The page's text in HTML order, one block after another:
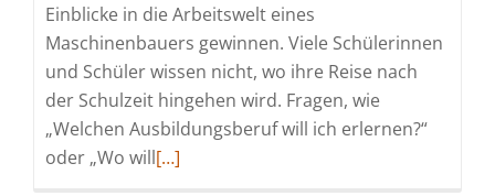
Einblicke in die Arbeitswelt eines
Maschinenbauers gewinnen. Viele Schülerinnen
und Schüler wissen nicht, wo ihre Reise nach
der Schulzeit hingehen wird. Fragen, wie
„Welchen Ausbildungsberuf will ich erlernen?“
oder „Wo willRead
[…]